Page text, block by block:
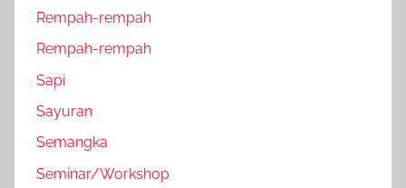
Rempah-rempah
Rempah-rempah
Sapi
Sayuran
Semangka
Seminar/Workshop